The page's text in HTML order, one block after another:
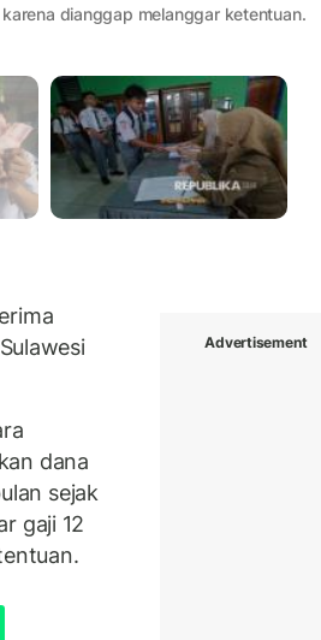
dianggap melanggar ketentuan.
dana
sejak
gaji 12
Advertisement